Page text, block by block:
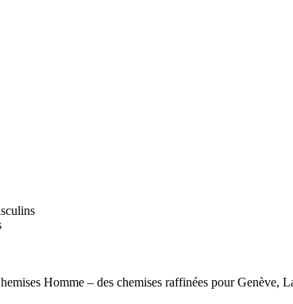
Homme – des chemises raffinées pour Genève,